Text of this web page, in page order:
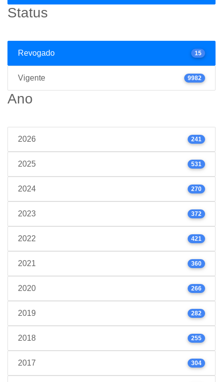
Status
Revogado 15
Vigente 9982
Ano
2026 241
2025 531
2024 270
2023 372
2022 421
2021 360
2020 266
2019 282
2018 255
2017 304